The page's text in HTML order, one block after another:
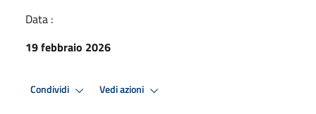
Data :
19 febbraio 2026
Condividi Vedi azioni